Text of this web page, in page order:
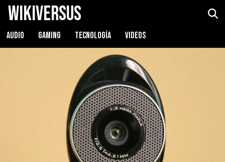
WikiVersus
AUDIO GAMING TECNOLOGÍA VIDEOS